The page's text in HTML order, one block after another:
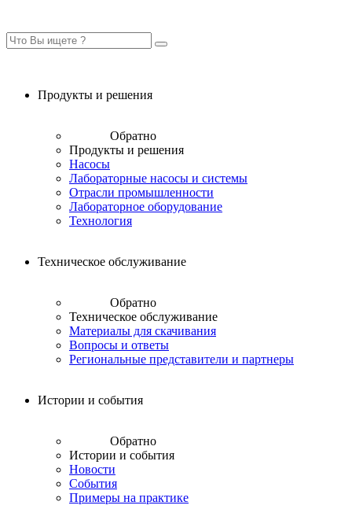
Продукты и решения
Обратно
Продукты и решения
Насосы
Лабораторные насосы и системы
Отрасли промышленности
Лабораторное оборудование
Технология
Техническое обслуживание
Обратно
Техническое обслуживание
Материалы для скачивания
Вопросы и ответы
Региональные представители и партнеры
Истории и события
Обратно
Истории и события
Новости
События
Примеры на практике